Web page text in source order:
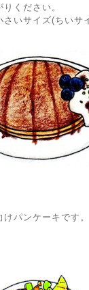
ください。
さいサイズ(ちいサ
パンケーキです。